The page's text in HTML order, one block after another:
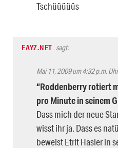
Tschüüüüüs
EAYZ.NET sagt:
Mai 11, 2009 um 4:32 p.m. Uhr
“Roddenberry rotiert
pro Minute in seinem
Dass mich der neue
wisst ihr ja. Dass es
beweist Etrit Hasler in